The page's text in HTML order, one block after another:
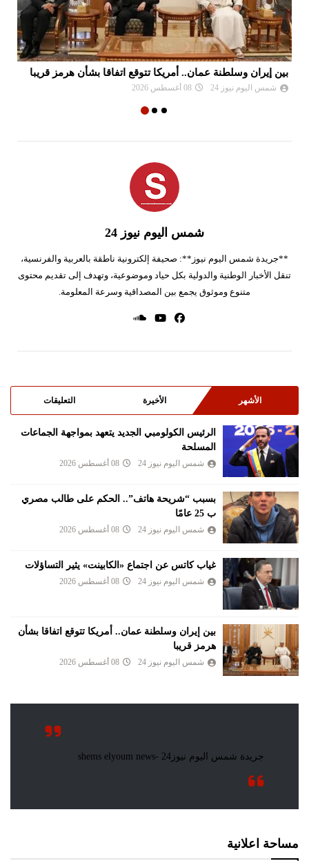
بين إيران وسلطنة عمان.. أمريكا تتوقع اتفاقا بشأن هرمز قريبا
شمس اليوم نيوز 24 08 أغسطس 2026
شمس اليوم نيوز 24
**جريدة شمس اليوم نيوز**: صحيفة إلكترونية ناطقة بالعربية والفرنسية،
تنقل الأخبار الوطنية والدولية بكل حياد وموضوعية، وتهدف إلى تقديم محتوى
متنوع وموثوق يجمع بين المصداقية وسرعة المعلومة.
الأشهر الأخيرة التعليقات
الرئيس الكولومبي الجديد يتعهد بمواجهة الجماعات
المسلحة
شمس اليوم نيوز 24 08 أغسطس 2026
بسبب “شريحة هاتف”.. الحكم على طالب مصري
ب 25 عامًا
شمس اليوم نيوز 24 08 أغسطس 2026
غياب كاتس عن اجتماع «الكابينت» يثير التساؤلات
شمس اليوم نيوز 24 08 أغسطس 2026
بين إيران وسلطنة عمان.. أمريكا تتوقع اتفاقا بشأن
هرمز قريبا
شمس اليوم نيوز 24 08 أغسطس 2026
مساحة اعلانية